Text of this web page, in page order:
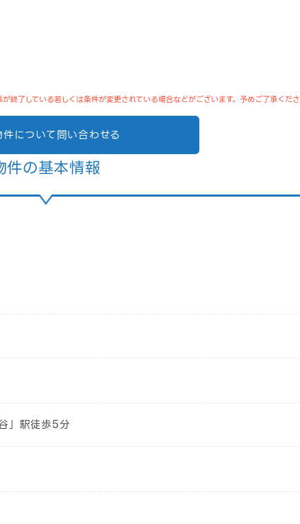
終了している若しくは条件が変更されている場合などがございます。予めご了承くださ
件について問い合わせる
件の基本情報
」駅徒歩5分